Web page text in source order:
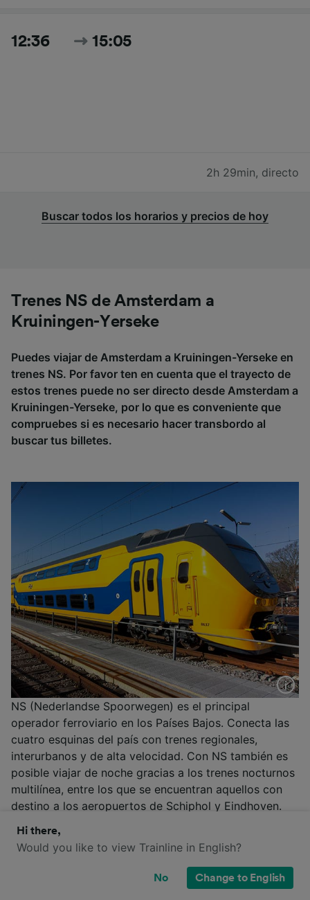
12:36 15:05
2h 29min, directo
Buscar todos los horarios y precios de hoy
Trenes NS de Amsterdam a
Kruiningen-Yerseke
Puedes viajar de Amsterdam a Kruiningen-Yerseke en
trenes NS. Por favor ten en cuenta que el trayecto de
estos trenes puede no ser directo desde Amsterdam a
Kruiningen-Yerseke, por lo que es conveniente que
compruebes si es necesario hacer transbordo al
buscar tus billetes.
NS (Nederlandse Spoorwegen) es el principal
operador ferroviario en los Países Bajos. Conecta las
cuatro esquinas del país con trenes regionales,
interurbanos y de alta velocidad. Con NS también es
posible viajar de noche gracias a los trenes nocturnos
multilínea, entre los que se encuentran aquellos con
destino a los aeropuertos de Schiphol y Eindhoven.
Todos los trenes están equipados con dos clases de
comodidad: Segunda Clase y Primera Clase.
Hi there,
Would you like to view Trainline in English?
No Change to English